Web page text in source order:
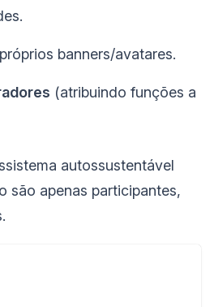
banners/avatares.
(atribuindo funções a
autossustentável
são apenas participantes,